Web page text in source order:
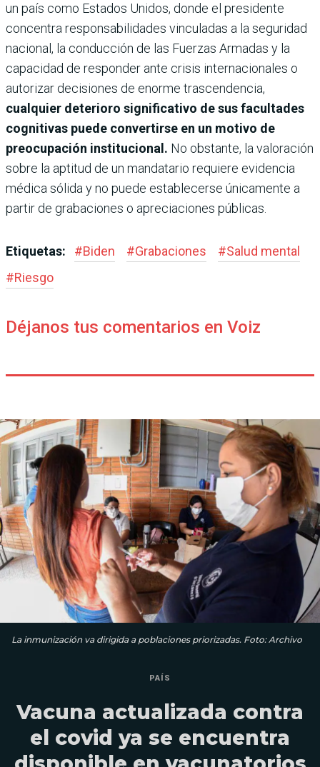
un país como Estados Unidos, donde el presidente
concentra responsabilidades vinculadas a la seguridad
nacional, la conducción de las Fuerzas Armadas y la
capacidad de responder ante crisis internacionales o
autorizar decisiones de enorme trascendencia,
cualquier deterioro significativo de sus facultades
cognitivas puede convertirse en un motivo de
preocupación institucional. No obstante, la valoración
sobre la aptitud de un mandatario requiere evidencia
médica sólida y no puede establecerse únicamente a
partir de grabaciones o apreciaciones públicas.
Etiquetas: #Biden #Grabaciones #Salud mental
#Riesgo
Déjanos tus comentarios en Voiz
La inmunización va dirigida a poblaciones priorizadas. Foto: Archivo
PAÍS
Vacuna actualizada contra
el covid ya se encuentra